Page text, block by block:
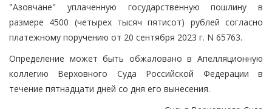
"Азовчане" уплаченную государственную пошлину в
размере 4500 (четырех тысяч пятисот) рублей согласно
платежному поручению от 20 сентября 2023 г. N 65763.
Определение может быть обжаловано в Апелляционную
коллегию Верховного Суда Российской Федерации в
течение пятнадцати дней со дня его вынесения.